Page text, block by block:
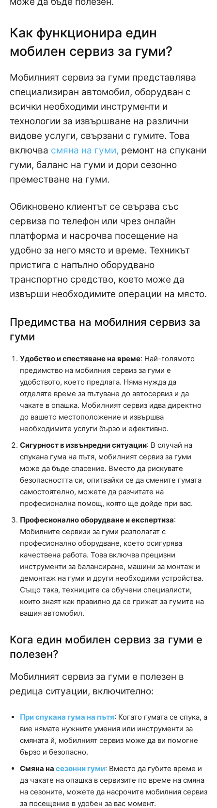
Как функционира един
мобилен сервиз за гуми?
Мобилният сервиз за гуми представлява
специализиран автомобил, оборудван с
всички необходими инструменти и
технологии за извършване на различни
видове услуги, свързани с гумите. Това
включва смяна на гуми, ремонт на спукани
гуми, баланс на гуми и дори сезонно
преместване на гуми.
Обикновено клиентът се свързва със
сервиза по телефон или чрез онлайн
платформа и насрочва посещение на
удобно за него място и време. Техникът
пристига с напълно оборудвано
транспортно средство, което може да
извърши необходимите операции на място.
Предимства на мобилния сервиз за
гуми
Удобство и спестяване на време: Най-голямото
предимство на мобилния сервиз за гуми е
удобството, което предлага. Няма нужда да
отделяте време за пътуване до автосервиз и да
чакате в опашка. Мобилният сервиз идва директно
до вашето местоположение и извършва
необходимите услуги бързо и ефективно.
Сигурност в извънредни ситуации: В случай на
спукана гума на пътя, мобилният сервиз за гуми
може да бъде спасение. Вместо да рискувате
безопасността си, опитвайки се да смените гумата
самостоятелно, можете да разчитате на
професионална помощ, която ще дойде при вас.
Професионално оборудване и експертиза:
Мобилните сервизи за гуми разполагат с
професионално оборудване, което осигурява
качествена работа. Това включва прецизни
инструменти за балансиране, машини за монтаж и
демонтаж на гуми и други необходими устройства.
Също така, техниците са обучени специалисти,
които знаят как правилно да се грижат за гумите на
вашия автомобил.
Кога един мобилен сервиз за гуми е
полезен?
Мобилният сервиз за гуми е полезен в
редица ситуации, включително:
При спукана гума на пътя: Когато гумата се спука, а
вие нямате нужните умения или инструменти за
смяната й, мобилният сервиз може да ви помогне
бързо и безопасно.
Смяна на сезонни гуми: Вместо да губите време и
да чакате на опашка в сервизите по време на смяна
на сезоните, можете да насрочите мобилния сервиз
за посещение в удобен за вас момент.